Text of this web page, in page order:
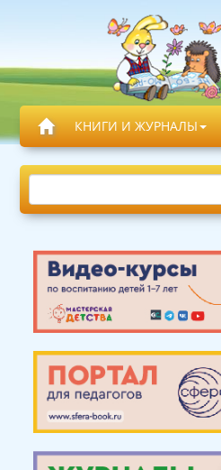
КНИГИ И ЖУРНАЛЫ